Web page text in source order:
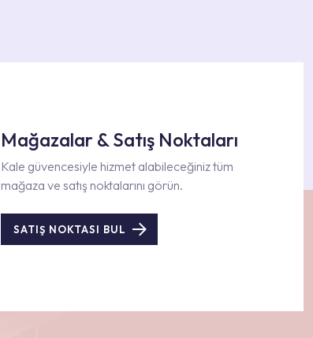
Mağazalar & Satış Noktaları
Kale güvencesiyle hizmet alabileceğiniz tüm
mağaza ve satış noktalarını görün.
SATIŞ NOKTASI BUL